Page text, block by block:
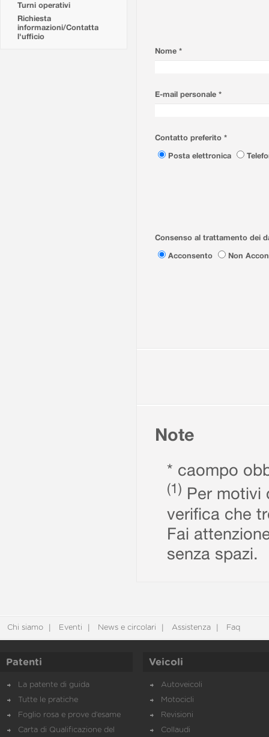
Turni operativi
Richiesta
informazioni/Contatta
l'ufficio
Nome *
E-mail personale *
Contatto preferito *
Posta elettronica
Consenso al trattamento dei
Acconsento
Non
Note
* caompo
(1) Per motivi
verifica che
Fai
senza spazi.
Chi siamo Eventi News e circolari Assistenza Faq
Patenti
La patente di guida
Tutte le pratiche
Foglio rosa e prove d’esame
Carta di Qualificazione del
Veicoli
Autoveicoli
Motocicli
Revisioni
Collaudi